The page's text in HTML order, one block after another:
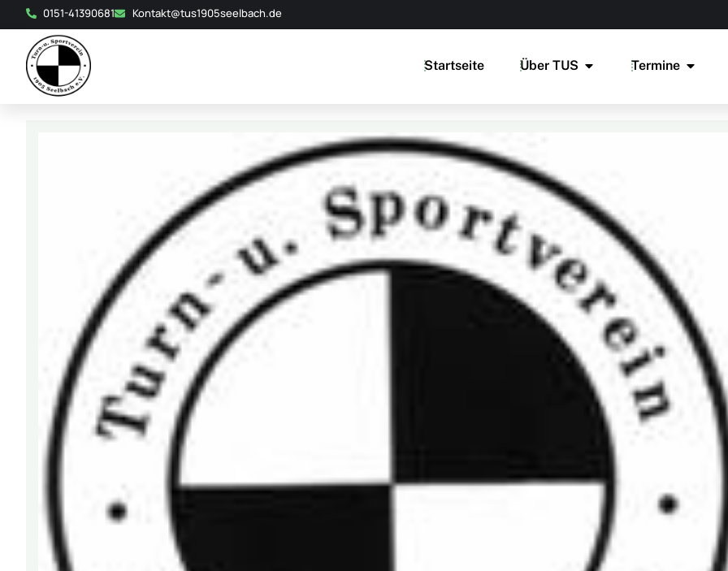
0151-41390681 Kontakt@tus1905seelbach.de
Startseite Über TUS Termine